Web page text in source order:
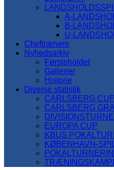
A-
B-
U-
Cheftrænere
Nyhedsarkiv
Førsteholdet
Gallerier
Historie
Diverse statistik
CARLSBERG CUP
CARLSBERG
EUROPA CUP
KBUS
KØBENHAVN-